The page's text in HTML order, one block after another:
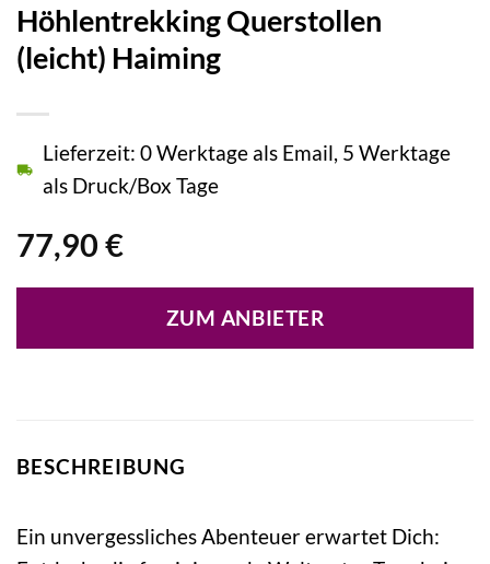
Höhlentrekking Querstollen
(leicht) Haiming
77,90 €
Lieferzeit: 0 Werktage als Email, 5 Werktage
als Druck/Box Tage
ZUM ANBIETER
BESCHREIBUNG
Ein unvergessliches Abenteuer erwartet Dich: